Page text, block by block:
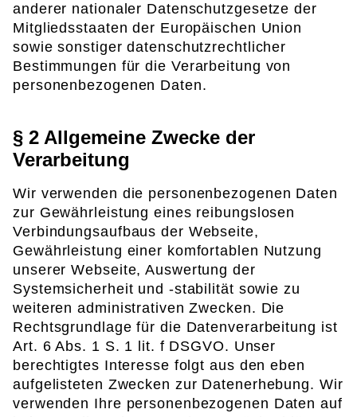
anderer nationaler Datenschutzgesetze der
Mitgliedsstaaten der Europäischen Union
sowie sonstiger datenschutzrechtlicher
Bestimmungen für die Verarbeitung von
personenbezogenen Daten.
§ 2 Allgemeine Zwecke der
Verarbeitung
Wir verwenden die personenbezogenen Daten
zur Gewährleistung eines reibungslosen
Verbindungsaufbaus der Webseite,
Gewährleistung einer komfortablen Nutzung
unserer Webseite, Auswertung der
Systemsicherheit und -stabilität sowie zu
weiteren administrativen Zwecken. Die
Rechtsgrundlage für die Datenverarbeitung ist
Art. 6 Abs. 1 S. 1 lit. f DSGVO. Unser
berechtigtes Interesse folgt aus den eben
aufgelisteten Zwecken zur Datenerhebung. Wir
verwenden Ihre personenbezogenen Daten auf